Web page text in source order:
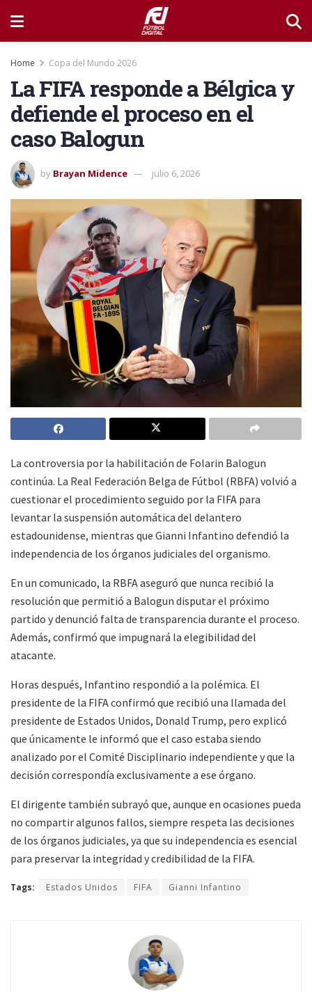
Home Copa del Mundo 2026
La FIFA responde a Bélgica y
defiende el proceso en el
caso Balogun
by Brayan Midence julio 6, 2026
La controversia por la habilitación de Folarin Balogun
continúa. La Real Federación Belga de Fútbol (RBFA) volvió a
cuestionar el procedimiento seguido por la FIFA para
levantar la suspensión automática del delantero
estadounidense, mientras que Gianni Infantino defendió la
independencia de los órganos judiciales del organismo.
En un comunicado, la RBFA aseguró que nunca recibió la
resolución que permitió a Balogun disputar el próximo
partido y denunció falta de transparencia durante el proceso.
Además, confirmó que impugnará la elegibilidad del
atacante.
Horas después, Infantino respondió a la polémica. El
presidente de la FIFA confirmó que recibió una llamada del
presidente de Estados Unidos, Donald Trump, pero explicó
que únicamente le informó que el caso estaba siendo
analizado por el Comité Disciplinario independiente y que la
decisión correspondía exclusivamente a ese órgano.
El dirigente también subrayó que, aunque en ocasiones pueda
no compartir algunos fallos, siempre respeta las decisiones
de los órganos judiciales, ya que su independencia es esencial
para preservar la integridad y credibilidad de la FIFA.
Tags: Estados Unidos FIFA Gianni Infantino